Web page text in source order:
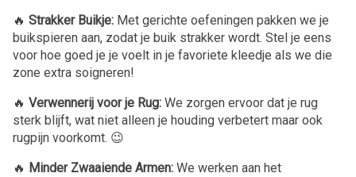
🔥 Strakker Buikje: Met gerichte oefeningen pakken we je
buikspieren aan, zodat je buik strakker wordt. Stel je eens
voor hoe goed je je voelt in je favoriete kleedje als we die
zone extra soigneren!
🔥 Verwennerij voor je Rug: We zorgen ervoor dat je rug
sterk blijft, wat niet alleen je houding verbetert maar ook
rugpijn voorkomt. 😉
🔥 Minder Zwaaiende Armen: We werken aan het